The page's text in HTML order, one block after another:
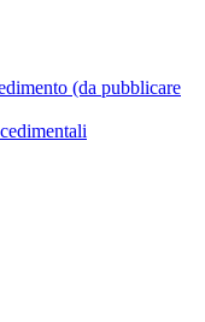
(da pubblicare